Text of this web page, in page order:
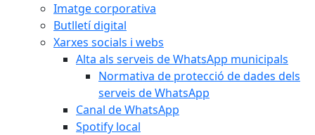
Imatge corporativa
Butlletí digital
Xarxes socials i webs
Alta als serveis de WhatsApp municipals
Normativa de protecció de dades dels
serveis de WhatsApp
Canal de WhatsApp
Spotify local